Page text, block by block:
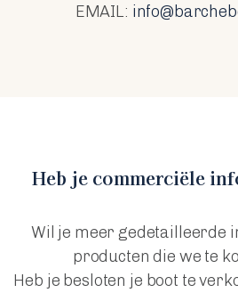
EMAIL:
Heb je commerciële
Wil je meer gedetailleerde
producten die we te
Heb je besloten je boot te